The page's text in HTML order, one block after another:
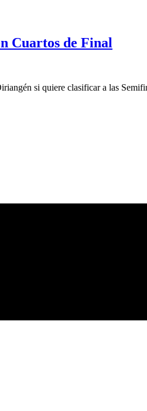
Cuartos de Final
si quiere clasificar a las